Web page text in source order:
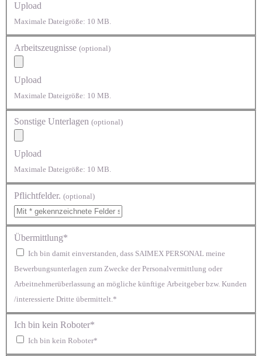
Upload
Maximale Dateigröße: 10 MB.
Arbeitszeugnisse (optional)
Upload
Maximale Dateigröße: 10 MB.
Sonstige Unterlagen (optional)
Upload
Maximale Dateigröße: 10 MB.
Pflichtfelder. (optional)
Übermittlung*
Ich bin damit einverstanden, dass SAIMEX PERSONAL meine
Bewerbungsunterlagen zum Zwecke der Personalvermittlung oder
Arbeitnehmerüberlassung an mögliche künftige Arbeitgeber bzw. Kunden
/interessierte Dritte übermittelt.*
Ich bin kein Roboter*
Ich bin kein Roboter*